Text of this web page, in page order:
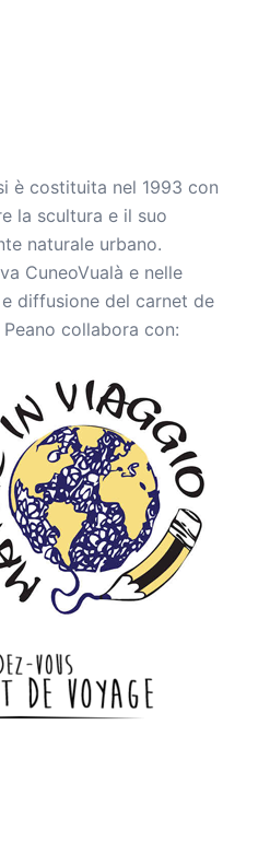
è costituita nel 1993 con
la scultura e il suo
naturale urbano.
CuneoVualà e nelle
diffusione del carnet de
collabora con: